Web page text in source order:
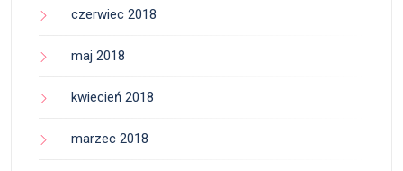
czerwiec 2018
maj 2018
kwiecień 2018
marzec 2018